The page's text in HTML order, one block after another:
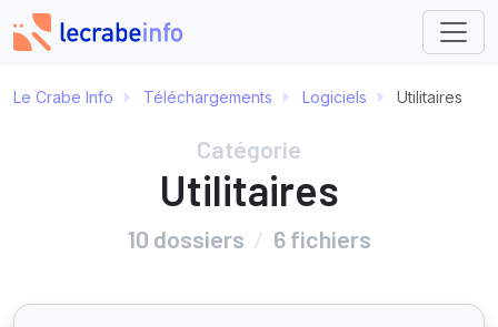
Le Crabe Info Téléchargements Logiciels Utilitaires
Catégorie
Utilitaires
10 dossiers 6 fichiers